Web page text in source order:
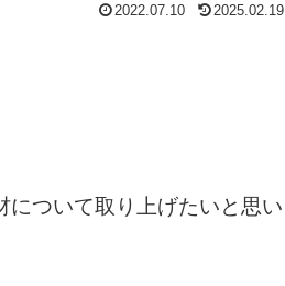
2022.07.10 2025.02.19
ついて取り上げたいと思い